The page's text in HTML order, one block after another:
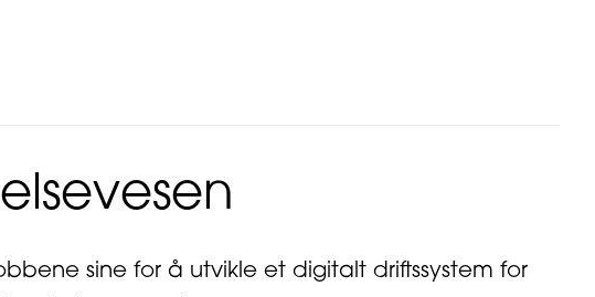
sine for å utvikle et digitalt driftssystem for